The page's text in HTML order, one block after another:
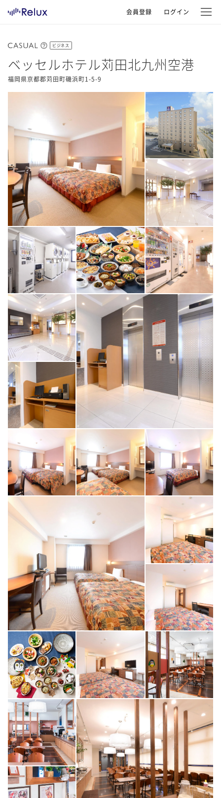
会員登録 ログイン
ビジネス
ベッセルホテル苅田北九州空港
福岡県京都郡苅田町磯浜町1-5-9